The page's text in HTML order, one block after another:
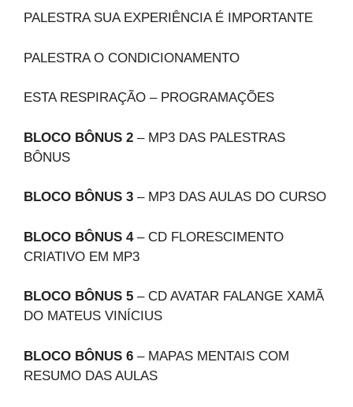
PALESTRA SUA EXPERIÊNCIA É IMPORTANTE
PALESTRA O CONDICIONAMENTO
ESTA RESPIRAÇÃO – PROGRAMAÇÕES
BLOCO BÔNUS 2 – MP3 DAS PALESTRAS
BÔNUS
BLOCO BÔNUS 3 – MP3 DAS AULAS DO CURSO
BLOCO BÔNUS 4– CD FLORESCIMENTO
CRIATIVO EM MP3
BLOCO BÔNUS 5 – CD AVATAR FALANGE XAMÃ
DO MATEUS VINÍCIUS
BLOCO BÔNUS 6 – MAPAS MENTAIS COM
RESUMO DAS AULAS